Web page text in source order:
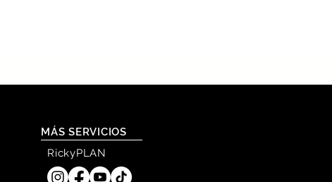
MÁS SERVICIOS
RickyPLAN